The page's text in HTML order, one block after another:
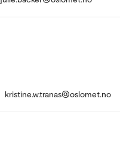
kristine.w.tranas@oslomet.no